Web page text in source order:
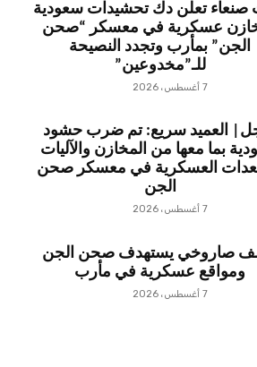
صنعاء تعلن دك تحشيدات سعودية
عسكرية في معسكر “صحن
الجن” بمأرب وتجدد النصيحة
للـ”مخدوعين”
7 أغسطس، 2026
العميد سريع: تم ضرب حشود
بما معها من المخازن والآليات
العسكرية في معسكر صحن
الجن
7 أغسطس، 2026
صاروخي يستهدف صحن الجن
ومواقع عسكرية في مأرب
7 أغسطس، 2026